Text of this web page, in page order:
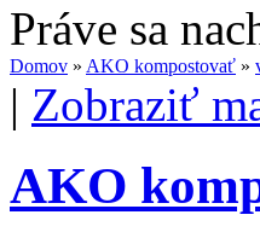
Práve sa
Domov » AKO kompostovať »
| Zobraziť
AKO